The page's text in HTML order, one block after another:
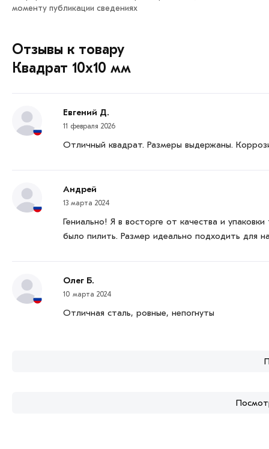
Данний товар от производителя сертифицирован,
моменту публикации сведениях
Отзывы к товару
Квадрат 10х10 мм
Евгений Д.
11 февраля 2026
Отличный квадрат. Размеры выдержаны.
Андрей
13 марта 2024
Гениально! Я в восторге от качества и
было пилить. Размер идеально подходить для
Олег Б.
10 марта 2024
Отличная сталь, ровные, непогнуты